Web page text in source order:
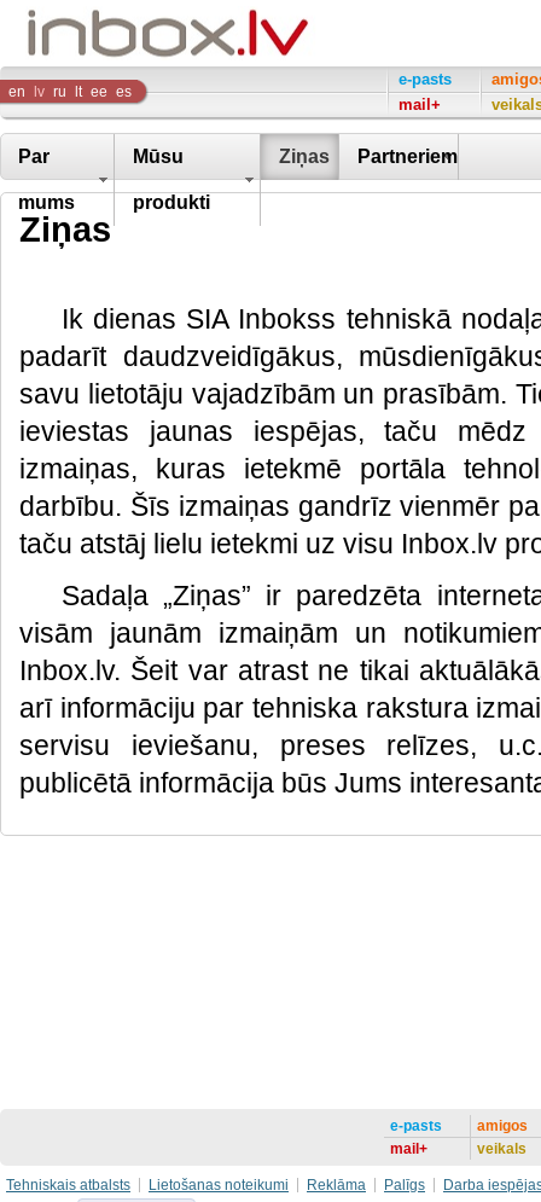
Inbox
Company
en lv ru lt ee es
e-pasts
mail+
Par
mums
Mūsu
produkti
Ziņas Partneriem
Ziņas
Ik dienas SIA Inbokss tehniskā
padarīt daudzveidīgākus,
savu lietotāju vajadzībām un prasībām.
ieviestas jaunas iespējas, taču
izmaiņas, kuras ietekmē portāla
darbību. Šīs izmaiņas gandrīz vienmēr
taču atstāj lielu ietekmi uz visu Inbox.lv
Sadaļa „Ziņas” ir paredzēta
visām jaunām izmaiņām un
Inbox.lv. Šeit var atrast ne tikai
arī informāciju par tehniska rakstura
servisu ieviešanu, preses relīzes,
publicētā informācija būs Jums
e-pasts
mail+
amigos
veikals
Tehniskais atbalsts Lietošanas noteikumi Reklāma Palīgs
Darba